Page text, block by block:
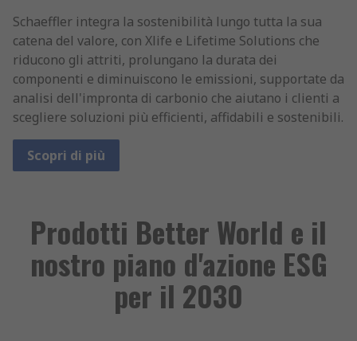
Schaeffler integra la sostenibilità lungo tutta la sua
catena del valore, con Xlife e Lifetime Solutions che
riducono gli attriti, prolungano la durata dei
componenti e diminuiscono le emissioni, supportate da
analisi dell'impronta di carbonio che aiutano i clienti a
scegliere soluzioni più efficienti, affidabili e sostenibili.
Scopri di più
Prodotti Better World e il
nostro piano d'azione ESG
per il 2030